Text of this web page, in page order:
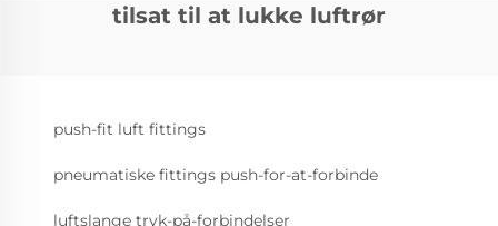
tilsat til at lukke luftrør
push-fit luft fittings
pneumatiske fittings push-for-at-forbinde
luftslange tryk-på-forbindelser